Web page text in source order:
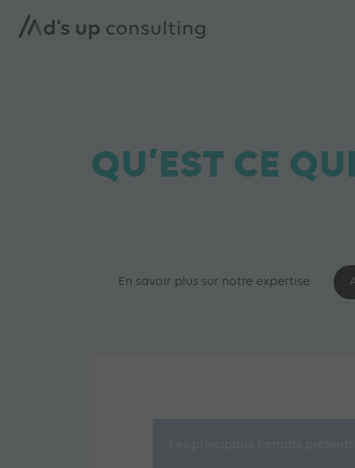
QU’EST CE
En savoir plus sur notre expertise